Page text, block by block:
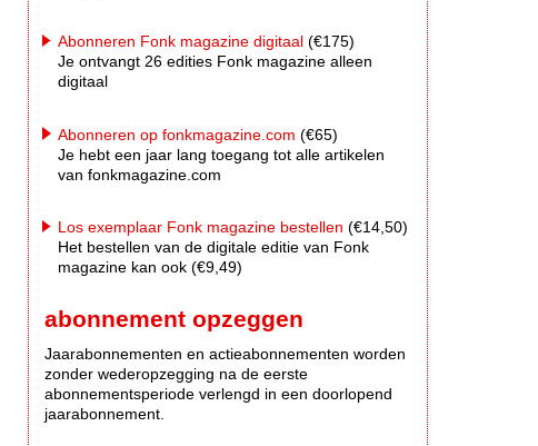
Abonneren Fonk magazine digitaal (€175)
Je ontvangt 26 edities Fonk magazine alleen
digitaal
Abonneren op fonkmagazine.com (€65)
Je hebt een jaar lang toegang tot alle artikelen
van fonkmagazine.com
Los exemplaar Fonk magazine bestellen (€14,50)
Het bestellen van de digitale editie van Fonk
magazine kan ook (€9,49)
abonnement opzeggen
Jaarabonnementen en actieabonnementen worden
zonder wederopzegging na de eerste
abonnementsperiode verlengd in een doorlopend
jaarabonnement.